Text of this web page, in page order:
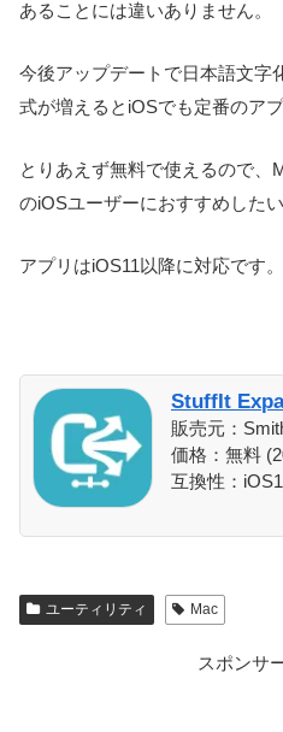
あることには違いありません。
今後アップデートで日本語文字
式が増えるとiOSでも定番のア
とりあえず無料で使えるので、
のiOSユーザーにおすすめしたい
アプリはiOS11以降に対応です。
StuffIt
販売元：
価格：無料
互換性：
ユーティリティ Mac
スポンサ